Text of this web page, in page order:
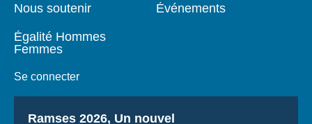
Nous soutenir
Égalité Hommes
Femmes
Se connecter
Événements
Titre
Ramses 2026, Un nouvel